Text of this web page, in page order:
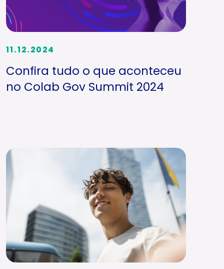
11.12.2024
Confira tudo o que aconteceu
no Colab Gov Summit 2024